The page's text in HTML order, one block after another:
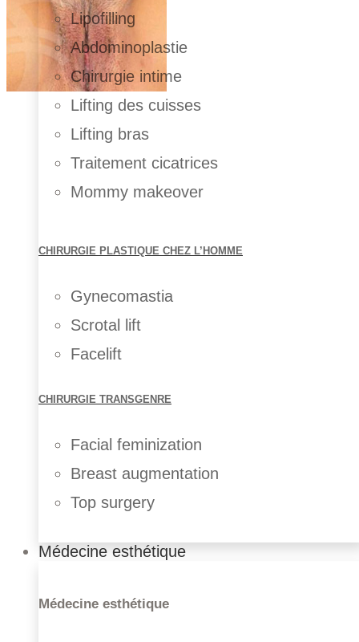
Lipofilling
Abdominoplastie
Chirurgie intime
Lifting des cuisses
Lifting bras
Traitement cicatrices
Mommy makeover
CHIRURGIE PLASTIQUE CHEZ L’HOMME
Gynecomastia
Scrotal lift
Facelift
CHIRURGIE TRANSGENRE
Facial feminization
Breast augmentation
Top surgery
Médecine esthétique
Médecine esthétique
Lipofilling mammaire
Lifting mammaire
Réduction mammaire
Reconstruction mammaire
Lipofilling du visage
Chirurgie Paupières